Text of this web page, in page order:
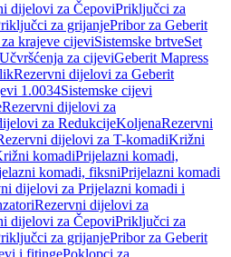
dijelovi za ČepoviPriključci za
za grijanjePribor za Geberit
krajeve cijeviSistemske brtveSet
Učvršćenja za cijeviGeberit Mapress
Rezervni dijelovi za Geberit
1.0034Sistemske cijevi
Rezervni dijelovi za
za RedukcijeKoljenaRezervni
dijelovi za T-komadiKrižni
komadiPrijelazni komadi,
komadi, fiksniPrijelazni komadi
dijelovi za Prijelazni komadi i
Rezervni dijelovi za
dijelovi za ČepoviPriključci za
za grijanjePribor za Geberit
i fitingePoklopci za